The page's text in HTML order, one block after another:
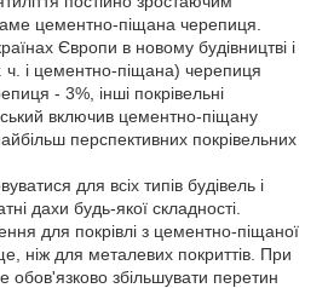
цементно-піщана черепиця.
Європи в новому будівництві і
ч. і цементно-піщана) черепиця
- 3%, інші покрівельні
включив цементно-піщану
перспективних покрівельних
для всіх типів будівель і
дахи будь-якої складності.
для покрівлі з цементно-піщаної
ніж для металевих покриттів. При
обов'язково збільшувати перетин